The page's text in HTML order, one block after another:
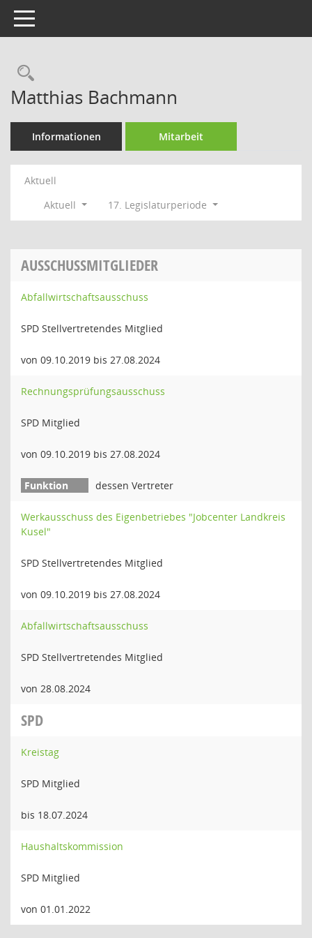
Toggle navigation
Rechercheauswahl
Matthias Bachmann
Informationen Mitarbeit
Aktuell
Aktuell
17. Legislaturperiode
AUSSCHUSSMITGLIEDER
Abfallwirtschaftsausschuss
SPD Stellvertretendes Mitglied
von 09.10.2019 bis 27.08.2024
Rechnungsprüfungsausschuss
SPD Mitglied
von 09.10.2019 bis 27.08.2024
dessen Vertreter
Werkausschuss des Eigenbetriebes "Jobcenter Landkreis
Kusel"
SPD Stellvertretendes Mitglied
von 09.10.2019 bis 27.08.2024
Abfallwirtschaftsausschuss
SPD Stellvertretendes Mitglied
von 28.08.2024
SPD
Kreistag
SPD Mitglied
bis 18.07.2024
Haushaltskommission
SPD Mitglied
von 01.01.2022